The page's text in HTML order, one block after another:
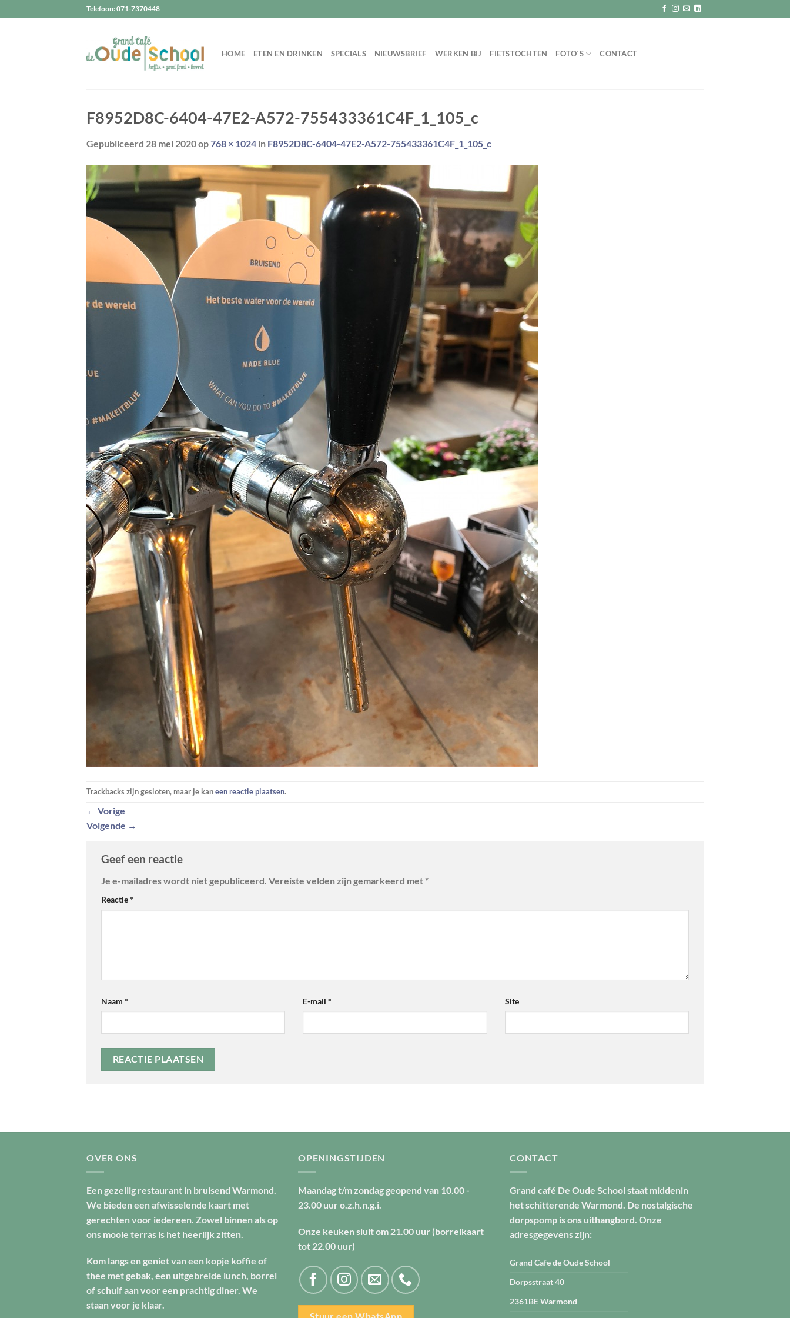
naar
Telefoon: 071-7370448
HOME ETEN EN DRINKEN SPECIALS NIEUWSBRIEF WERKEN BIJ FIETSTOCHTEN FOTO`S CONTACT
F8952D8C-6404-47E2-A572-755433361C4F_1_105_c
Gepubliceerd 28 mei 2020op768 × 1024 in F8952D8C-6404-47E2-A572-755433361C4F_1_105_c
Trackbacks zijn gesloten, maar je kaneen reactie plaatsen.
← Vorige
Volgende →
Geef een reactie
Je e-mailadres wordt niet gepubliceerd. Vereiste velden zijn gemarkeerd met *
Reactie*
Naam * E-mail* Site
OVER ONS
Een gezellig restaurant in bruisend Warmond.
We bieden een afwisselende kaart met
gerechten voor iedereen. Zowel binnen als op
ons mooie terras is het heerlijk zitten.
Kom langs en geniet van een kopje koffie of
thee met gebak, een uitgebreide lunch, borrel
of schuif aan voor een prachtig diner. We
staan voor je klaar.
OPENINGSTIJDEN
Maandag t/m zondag geopend van 10.00 -
23.00 uur o.z.h.n.g.i.
Onze keuken sluit om 21.00 uur (borrelkaart
tot 22.00 uur)
CONTACT
Grand café De Oude School staat middenin
het schitterende Warmond. De nostalgische
dorpspomp is ons uithangbord. Onze
adresgegevens zijn:
Grand Cafe de Oude School
Dorpsstraat 40
2361BE Warmond